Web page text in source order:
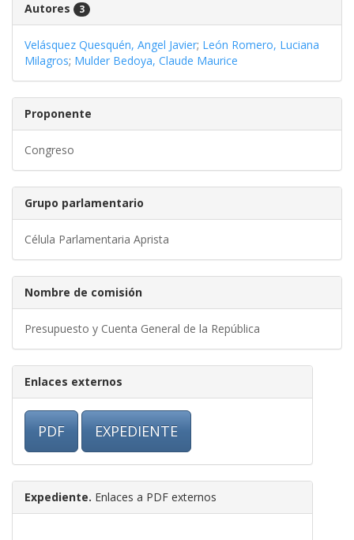
Autores 3
Velásquez Quesquén, Angel Javier; León Romero, Luciana
Milagros; Mulder Bedoya, Claude Maurice
Proponente
Congreso
Grupo parlamentario
Célula Parlamentaria Aprista
Nombre de comisión
Presupuesto y Cuenta General de la República
Enlaces externos
PDF EXPEDIENTE
Expediente. Enlaces a PDF externos